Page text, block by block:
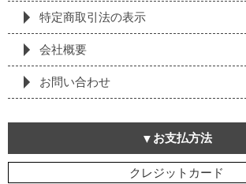
特定商取引法の表⽰
会社概要
お問い合わせ
お支払方法
クレジットカード